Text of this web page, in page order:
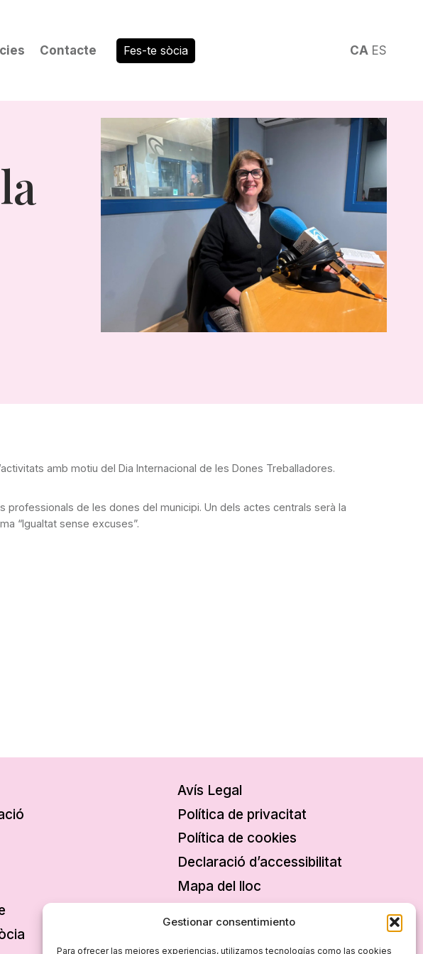
Gestionar consentimiento
Para ofrecer las mejores experiencias, utilizamos tecnologías como las cookies
Contacte Fes-te sòcia CA ES
amb motiu del Dia Internacional de les Dones Treballadores.
de les dones del municipi. Un dels actes centrals serà la
“Igualtat sense excuses”.
Avís Legal
Política de privacitat
Política de cookies
Declaració d’accessibilitat
Mapa del lloc